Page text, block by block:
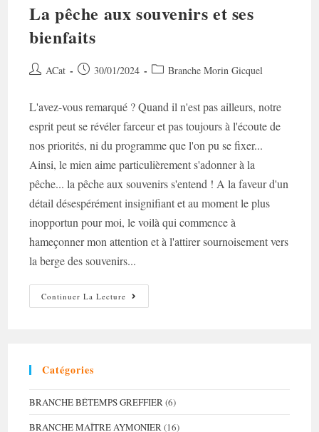
La pêche aux souvenirs et ses
bienfaits
Auteur/autrice
publication :
ACat
Post 30/01/2024
PostBranche Morin Gicquel
L'avez-vous remarqué ? Quand il n'est pas ailleurs, notre
esprit peut se révéler farceur et pas toujours à l'écoute de
nos priorités, ni du programme que l'on pu se fixer...
Ainsi, le mien aime particulièrement s'adonner à la
pêche... la pêche aux souvenirs s'entend ! A la faveur d'un
détail désespérément insignifiant et au moment le plus
inopportun pour moi, le voilà qui commence à
hameçonner mon attention et à l'attirer sournoisement vers
la berge des souvenirs...
Continuer La Lecture La
Pêche
Catégories
BRANCHE BÉTEMPS GREFFIER(6)
BRANCHE MAÎTRE AYMONIER(16)